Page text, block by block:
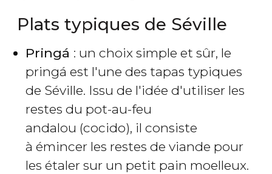
Plats typiques de Séville
Pringá : un choix simple et sûr, le
pringá est l'une des tapas typiques
de Séville. Issu de l'idée d'utiliser les
restes du pot-au-feu
andalou (cocido), il consiste
à émincer les restes de viande pour
les étaler sur un petit pain moelleux.